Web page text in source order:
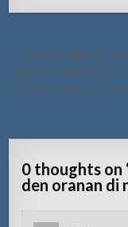
Post
navigation
← Homber rabia na
Tanki Leendert y
Polis mester a bay
0 thoughts on
den oranan di